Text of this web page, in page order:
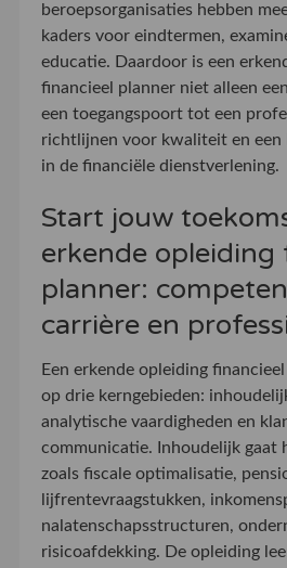
beroepsorganisaties hebben
kaders voor eindtermen,
educatie. Daardoor is een
financieel planner niet alleen
een toegangspoort tot een
richtlijnen voor kwaliteit en een
in de financiële dienstverlening.
Start jouw
erkende opleiding
planner:
carrière en
Een erkende opleiding
op drie kerngebieden:
analytische vaardigheden en
communicatie. Inhoudelijk gaat
zoals fiscale optimalisatie,
lijfrentevraagstukken,
nalatenschapsstructuren,
risicoafdekking. De opleiding